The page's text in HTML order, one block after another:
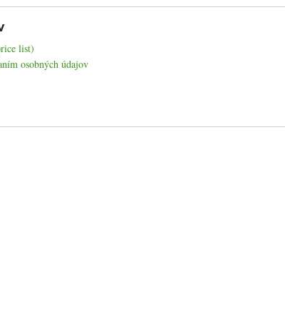
list)
osobných údajov